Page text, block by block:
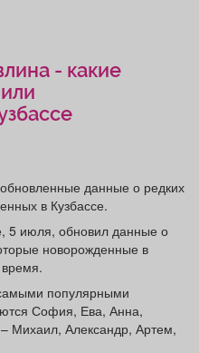
- какие
данные о редких
в Кузбассе.
5 июля, обновил данные о
новорожденные в
популярными
София, Ева, Анна,
Михаил, Александр, Артем,